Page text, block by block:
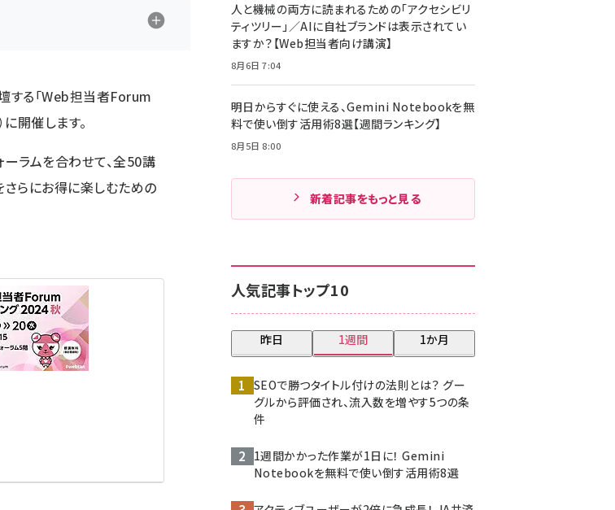
する「Web担当者Forum
開催します。
ーラムを合わせて、全50講
さらにお得に楽しむための
人と機械の両方に読まれるための「アクセシビリ
ティツリー」／AIに自社ブランドは表示されてい
ますか？【Web担当者向け講演】
8月6日 7:04
明日からすぐに使える、Gemini Notebookを無
料で使い倒す活用術8選【週間ランキング】
8月5日 8:00
新着記事をもっと見る
人気記事トップ10
昨日 1週間 1か月
SEOで勝つタイトル付けの法則とは？ グー
グルから評価され、流入数を増やす5つの条
件
1週間かかった作業が1日に！ Gemini
Notebookを無料で使い倒す活用術8選